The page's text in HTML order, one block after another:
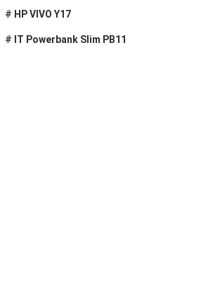
# HP VIVO Y17
# IT Powerbank Slim PB11